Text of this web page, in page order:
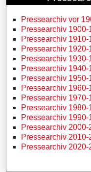
Pressearchiv vor
Pressearchiv 1900-
Pressearchiv 1910-
Pressearchiv 1920-
Pressearchiv 1930-
Pressearchiv 1940-
Pressearchiv 1950-
Pressearchiv 1960-
Pressearchiv 1970-
Pressearchiv 1980-
Pressearchiv 1990-
Pressearchiv 2000-
Pressearchiv 2010-
Pressearchiv 2020-